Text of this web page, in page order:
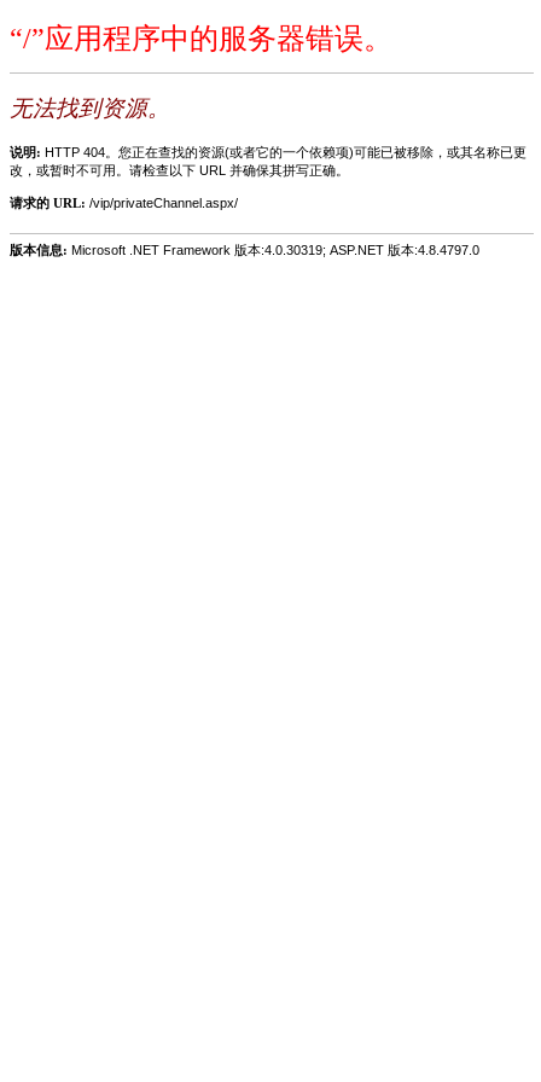
“/”应用程序中的服务器错误。
无法找到资源。
说明: HTTP 404。您正在查找的资源(或者它的一个依赖项)可能已被移除，或其名称已更
改，或暂时不可用。请检查以下 URL 并确保其拼写正确。
请求的 URL: /vip/privateChannel.aspx/
版本信息: Microsoft .NET Framework 版本:4.0.30319; ASP.NET 版本:4.8.4797.0